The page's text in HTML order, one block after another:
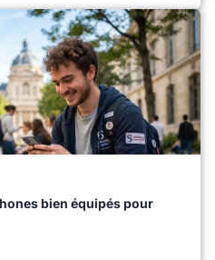
bien équipés pour